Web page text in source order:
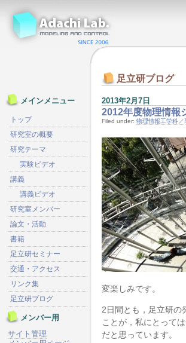
足立研ブログ
2013年2月7日
2012年度物理情報
Filed under: 物理情報工学科／
変楽しみです。
2日間とも，足立研の
ことが，私にとって
だと思っています。
メインメニュー
トップ
研究室の概要
研究テーマ
実験ビデオ
講義
講義ビデオ
研究室メンバー
論文・活動
書籍
足立研セミナー
交通・アクセス
リンク集
足立研ブログ
メンバー用
サイト管理